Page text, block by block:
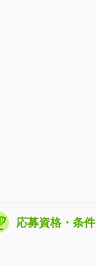
応募資格・条件